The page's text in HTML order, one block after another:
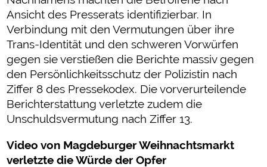
Ansicht des Presserats identifizierbar. In
Verbindung mit den Vermutungen über ihre
Trans-Identität und den schweren Vorwürfen
gegen sie verstießen die Berichte massiv gegen
den Persönlichkeitsschutz der Polizistin nach
Ziffer 8 des Pressekodex. Die vorverurteilende
Berichterstattung verletzte zudem die
Unschuldsvermutung nach Ziffer 13.
Video von Magdeburger Weihnachtsmarkt
verletzte die Würde der Opfer